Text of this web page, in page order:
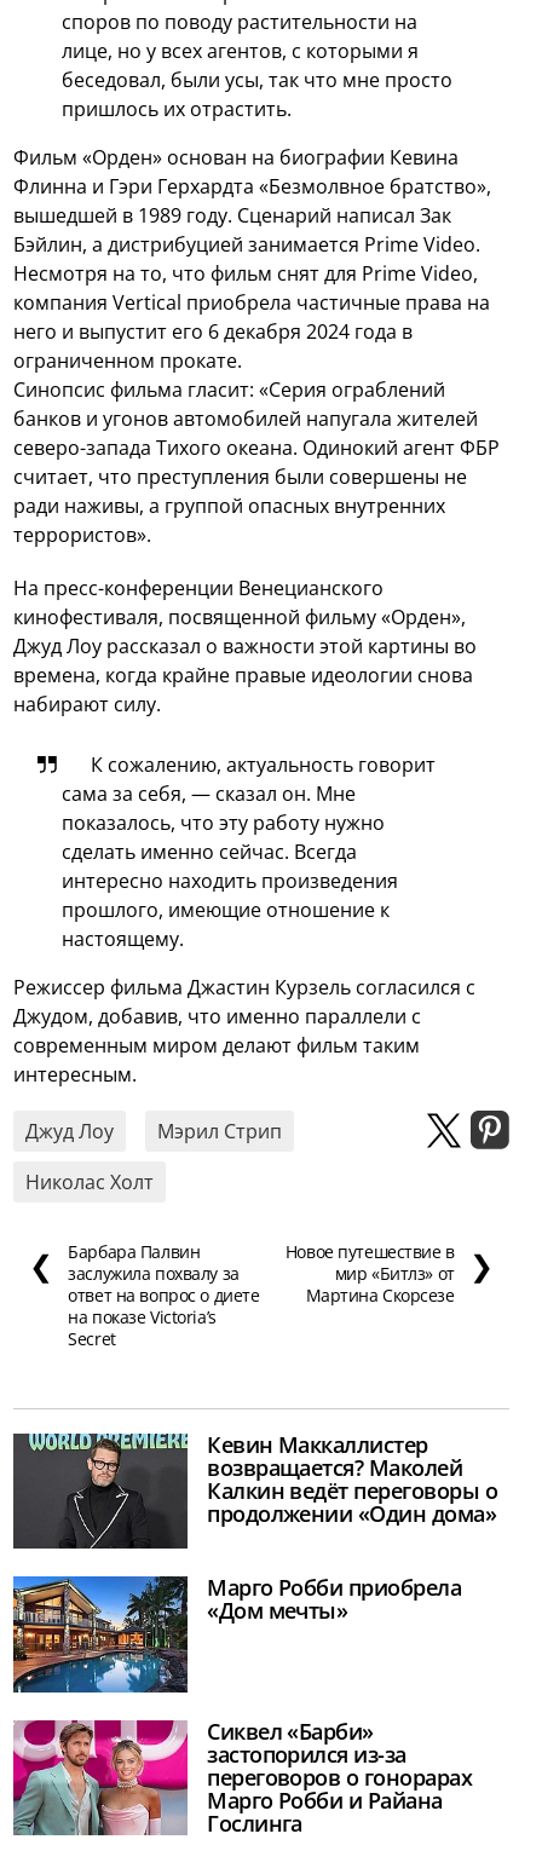
споров по поводу растительности на
лице, но у всех агентов, с которыми я
беседовал, были усы, так что мне просто
пришлось их отрастить.
Фильм «Орден» основан на биографии Кевина
Флинна и Гэри Герхардта «Безмолвное братство»,
вышедшей в 1989 году. Сценарий написал Зак
Бэйлин, а дистрибуцией занимается Prime Video.
Несмотря на то, что фильм снят для Prime Video,
компания Vertical приобрела частичные права на
него и выпустит его 6 декабря 2024 года в
ограниченном прокате.
Синопсис фильма гласит: «Серия ограблений
банков и угонов автомобилей напугала жителей
северо-запада Тихого океана. Одинокий агент ФБР
считает, что преступления были совершены не
ради наживы, а группой опасных внутренних
террористов».
На пресс-конференции Венецианского
кинофестиваля, посвященной фильму «Орден»,
Джуд Лоу рассказал о важности этой картины во
времена, когда крайне правые идеологии снова
набирают силу.
К сожалению, актуальность говорит
сама за себя, — сказал он. Мне
показалось, что эту работу нужно
сделать именно сейчас. Всегда
интересно находить произведения
прошлого, имеющие отношение к
настоящему.
Режиссер фильма Джастин Курзель согласился с
Джудом, добавив, что именно параллели с
современным миром делают фильм таким
интересным.
Джуд Лоу
Мэрил Стрип
Николас Холт
❮
Барбара Палвин
заслужила похвалу за
ответ на вопрос о диете
на показе Victoria’s
Secret
Новое путешествие в
мир «Битлз» от
Мартина Скорсезе
❯
Кевин Маккаллистер
возвращается? Маколей
Калкин ведёт переговоры о
продолжении «Один дома»
Марго Робби приобрела
«Дом мечты»
Сиквел «Барби»
застопорился из-за
переговоров о гонорарах
Марго Робби и Райана
Гослинга